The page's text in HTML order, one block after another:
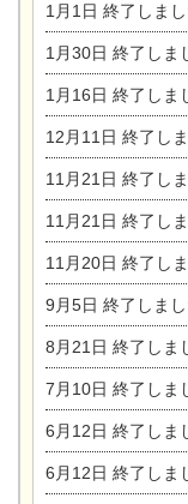
1月1日 終了しました）
1月30日 終了しまし
1月16日 終了しました
12月11日 終了しまし
11月21日 終了しました
11月21日 終了しまし
11月20日 終了しました）
9月5日 終了しまし
8月21日 終了しました）8/
7月10日 終了しました）7/10
6月12日 終了しました
6月12日 終了しました）6/